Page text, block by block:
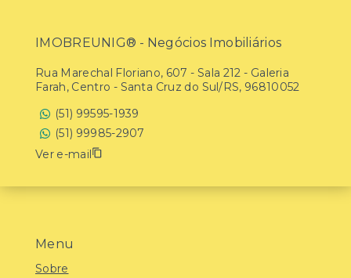
Menu
Sobre
IMOBREUNIG® - Negócios Imobiliários
Rua Marechal Floriano, 607 - Sala 212 - Galeria
Farah, Centro - Santa Cruz do Sul/RS, 96810052
(51) 99595-1939
(51) 99985-2907
Ver e-mail